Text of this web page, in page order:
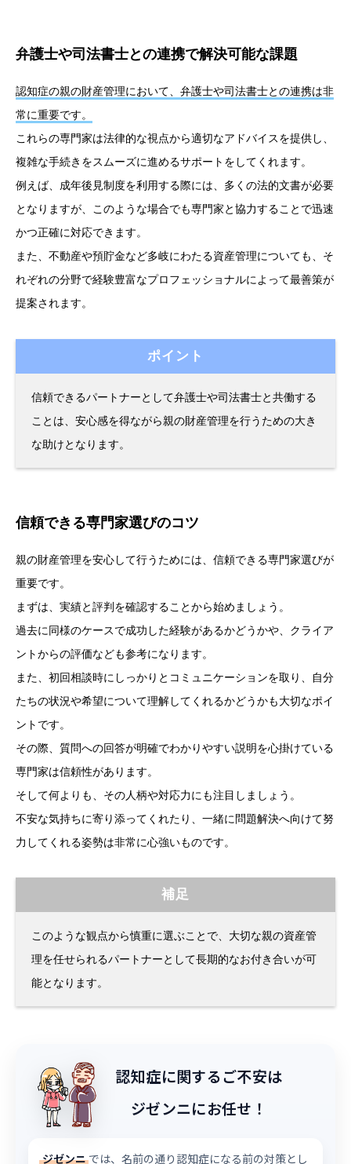
弁護士や司法書士との連携で解決可能な課題
認知症の親の財産管理において、弁護士や司法書士との連携は非
常に重要です。
これらの専門家は法律的な視点から適切なアドバイスを提供し、
複雑な手続きをスムーズに進めるサポートをしてくれます。
例えば、成年後見制度を利用する際には、多くの法的文書が必要
となりますが、このような場合でも専門家と協力することで迅速
かつ正確に対応できます。
また、不動産や預貯金など多岐にわたる資産管理についても、そ
れぞれの分野で経験豊富なプロフェッショナルによって最善策が
提案されます。
ポイント
信頼できるパートナーとして弁護士や司法書士と共働する
ことは、安心感を得ながら親の財産管理を行うための大き
な助けとなります。
信頼できる専門家選びのコツ
親の財産管理を安心して行うためには、信頼できる専門家選びが
重要です。
まずは、実績と評判を確認することから始めましょう。
過去に同様のケースで成功した経験があるかどうかや、クライア
ントからの評価なども参考になります。
また、初回相談時にしっかりとコミュニケーションを取り、自分
たちの状況や希望について理解してくれるかどうかも大切なポイ
ントです。
その際、質問への回答が明確でわかりやすい説明を心掛けている
専門家は信頼性があります。
そして何よりも、その人柄や対応力にも注目しましょう。
不安な気持ちに寄り添ってくれたり、一緒に問題解決へ向けて努
力してくれる姿勢は非常に心強いものです。
補足
このような観点から慎重に選ぶことで、大切な親の資産管
理を任せられるパートナーとして長期的なお付き合いが可
能となります。
認知症に関するご不安は
ジゼンニにお任せ！
ジゼンニ では、名前の通り認知症になる前の対策とし